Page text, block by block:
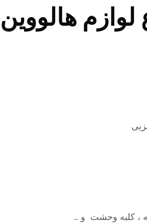
، کلبه وحشت و …